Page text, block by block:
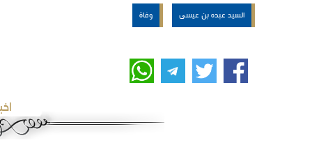
السيد عبده بن عيسى وفاة